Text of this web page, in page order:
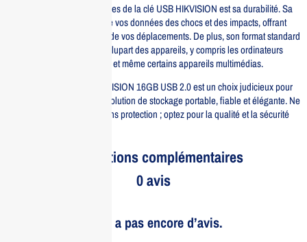
L’un des principaux avantages de la clé USB HIKVISION est sa durabilité. Sa
conception en métal protège vos données des chocs et des impacts, offrant
une tranquillité d’esprit lors de vos déplacements. De plus, son format standard
la rend compatible avec la plupart des appareils, y compris les ordinateurs
portables, les PC de bureau et même certains appareils multimédias.
En résumé, la clé USB HIKVISION 16GB USB 2.0 est un choix judicieux pour
quiconque a besoin d’une solution de stockage portable, fiable et élégante. Ne
laissez pas vos données sans protection ; optez pour la qualité et la sécurité
Informations complémentaires
0 avis
Il n’y a pas encore d’avis.